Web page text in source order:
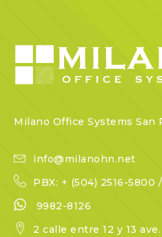
Milano Office Systems San
info@milanohn.net
PBX: + (504) 2516-5800
9982-8126
2 calle entre 12 y 13